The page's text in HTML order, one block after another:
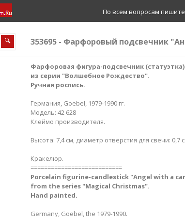
По всем вопросам пишите
🔍 353695 - Фарфоровый подсвечник
Фарфоровая фигура-подсвечник
из серии "Волшебное Рождество".
Ручная роспись.
Германия, Goebel, 1979-1990 гг.
Модель: 42 628
Клеймо производителя.
Высота: 7,4 см, диаметр отверстия для свечи: 0,7
Кракелюр.
===========================
Porcelain figurine-candlestick "Angel with a
from the series "Magical Christmas".
Hand painted.
Germany, Goebel, the 1979-1990.